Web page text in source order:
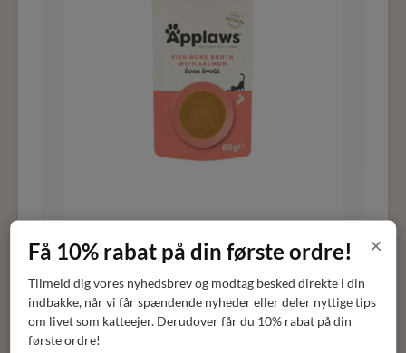
Applaws
×
Få 10% rabat på din første ordre!
Tilmeld dig vores nyhedsbrev og modtag besked direkte i din
indbakke, når vi får spændende nyheder eller deler nyttige tips
om livet som katteejer. Derudover får du 10% rabat på din
første ordre!